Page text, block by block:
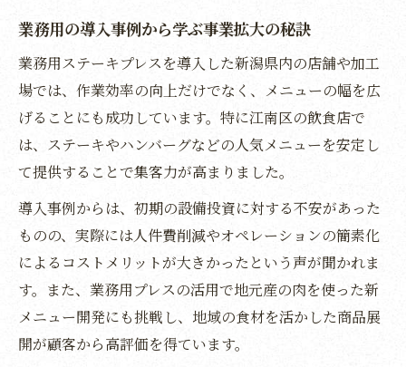
イント
値提供
業務用最新機器による品質向上成功事例の
業務用ステーキプレスが担う安全性と衛生
事業再構築補助金活用で狙う業務用投資のコツ
事業再構築補助金と業務用投資の申請準備
ポイント
業務用ステーキプレス導入時の補助金活用
戦略
業務用の導入事例から学ぶ事業拡大の秘訣
業務用ステーキプレスを導入した新潟県内の店舗や加工
場では、作業効率の向上だけでなく、メニューの幅を広
げることにも成功しています。特に江南区の飲食店で
は、ステーキやハンバーグなどの人気メニューを安定し
て提供することで集客力が高まりました。
導入事例からは、初期の設備投資に対する不安があった
ものの、実際には人件費削減やオペレーションの簡素化
によるコストメリットが大きかったという声が聞かれま
す。また、業務用プレスの活用で地元産の肉を使った新
メニュー開発にも挑戦し、地域の食材を活かした商品展
開が顧客から高評価を得ています。